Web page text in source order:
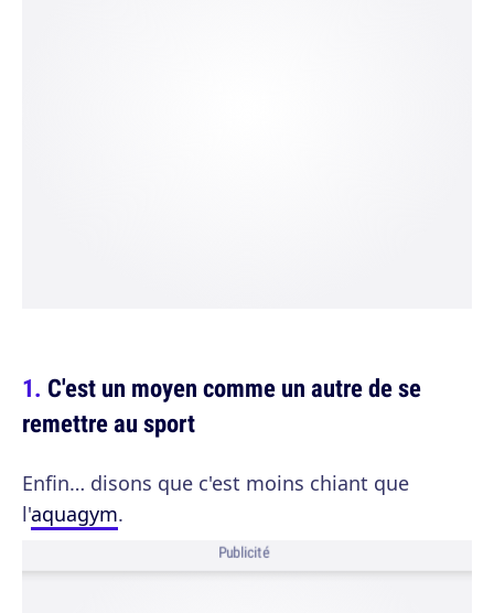
C'est un moyen comme un autre de se
remettre au sport
Enfin… disons que c'est moins chiant que
l'aquagym.
Publicité